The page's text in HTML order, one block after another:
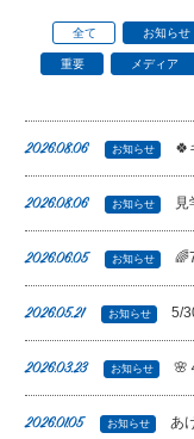
全て お知らせ
重要 メディア
2026.08.06 お知らせ 🍀
2026.08.06 お知らせ
2026.06.05 お知らせ
2026.05.21 お知らせ 5/
2026.03.23 お知らせ 🌸
2026.01.05 お知らせ あ